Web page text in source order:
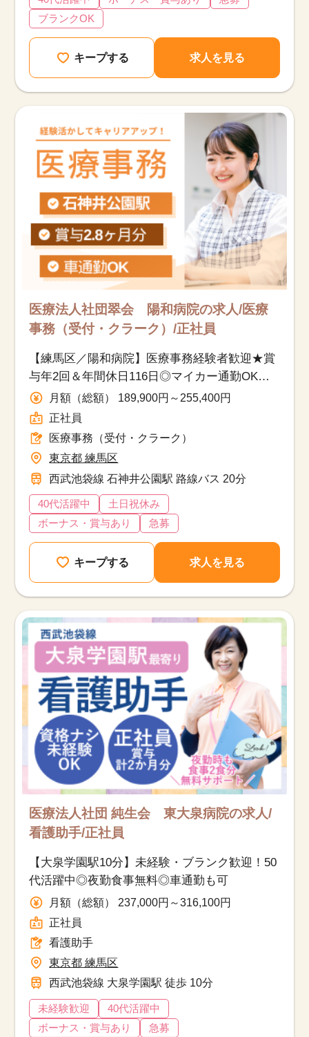
ブランクOK
キープする 求人を見る
医療法人社団翠会 陽和病院の求人/医療
事務（受付・クラーク）/正社員
【練馬区／陽和病院】医療事務経験者歓迎★賞
与年2回＆年間休日116日◎マイカー通勤OK・
福利厚生も充実！
月額（総額） 189,900円～255,400円
正社員
医療事務（受付・クラーク）
東京都 練馬区
西武池袋線 石神井公園駅 路線バス 20分
40代活躍中
土日祝休み
ボーナス・賞与あり
急募
キープする 求人を見る
医療法人社団 純生会 東大泉病院の求人/
看護助手/正社員
【大泉学園駅10分】未経験・ブランク歓迎！50
代活躍中◎夜勤食事無料◎車通勤も可
月額（総額） 237,000円～316,100円
正社員
看護助手
東京都 練馬区
西武池袋線 大泉学園駅 徒歩 10分
未経験歓迎
40代活躍中
ボーナス・賞与あり
急募
該当件数
9,871 他の条件を選択